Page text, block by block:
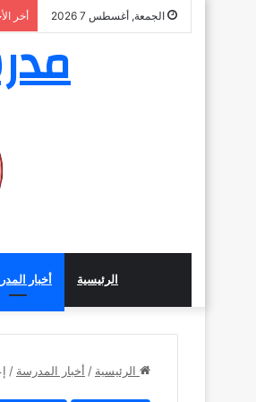
الجمعة, أغسطس 7 2026 أخر
الرئيسية أخبار
الرئيسية / أخبار المدرسة /